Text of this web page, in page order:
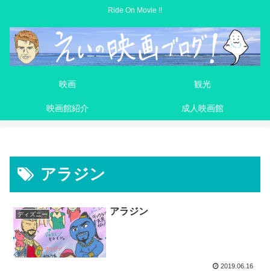
Ride On Movie !!
映画 観光
映画館紹介 成人映画館
アラジン
ディズニー アラジン
2019.06.16